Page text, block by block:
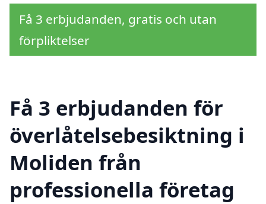
Få 3 erbjudanden, gratis och utan
förpliktelser
Få 3 erbjudanden för
överlåtelsebesiktning i
Moliden från
professionella företag